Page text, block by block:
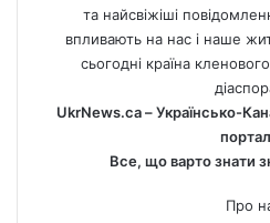
та найсвіжіші
впливають на нас і наше
сьогодні країна
UkrNews.ca – Українсько-
Все, що варто знати
Про